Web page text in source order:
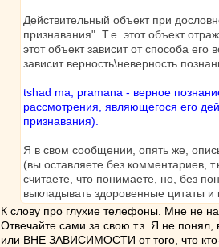
Действительный объект при
признавания". Т.е. этот объект
этот объект зависит от способа
зависит верность\неверность
tshad ma, pramana - верное
рассмотрения, являющегося его
признавания).
Я в свом сообщении, опять же,
(вы оставляете без комментариев,
считаете, что понимаете, но, без
выкладывать здоровенные цитаты
К слову про глухие телефоны. Мне не
Отвечайте сами за свою т.з. Я не
или ВНЕ ЗАВИСИМОСТИ от того, что